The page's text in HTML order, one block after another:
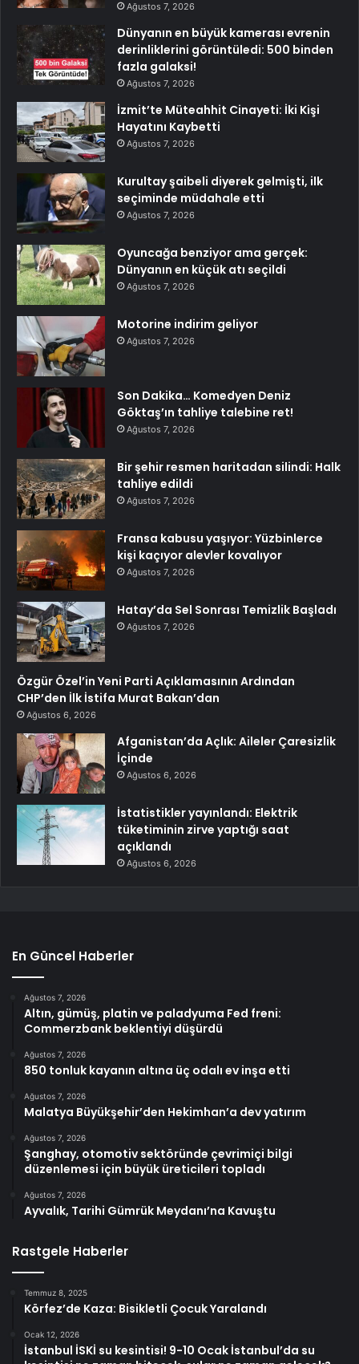
Ağustos 7, 2026
Dünyanın en büyük kamerası evrenin
derinliklerini görüntüledi: 500 binden
fazla galaksi!
Ağustos 7, 2026
İzmit’te Müteahhit Cinayeti: İki Kişi
Hayatını Kaybetti
Ağustos 7, 2026
Kurultay şaibeli diyerek gelmişti, ilk
seçiminde müdahale etti
Ağustos 7, 2026
Oyuncağa benziyor ama gerçek:
Dünyanın en küçük atı seçildi
Ağustos 7, 2026
Motorine indirim geliyor
Ağustos 7, 2026
Son Dakika… Komedyen Deniz
Göktaş’ın tahliye talebine ret!
Ağustos 7, 2026
Bir şehir resmen haritadan silindi: Halk
tahliye edildi
Ağustos 7, 2026
Fransa kabusu yaşıyor: Yüzbinlerce
kişi kaçıyor alevler kovalıyor
Ağustos 7, 2026
Hatay’da Sel Sonrası Temizlik Başladı
Ağustos 7, 2026
Özgür Özel’in Yeni Parti Açıklamasının Ardından
CHP’den İlk İstifa Murat Bakan’dan
Ağustos 6, 2026
Afganistan’da Açlık: Aileler Çaresizlik
İçinde
Ağustos 6, 2026
İstatistikler yayınlandı: Elektrik
tüketiminin zirve yaptığı saat
açıklandı
Ağustos 6, 2026
En Güncel Haberler
Ağustos 7, 2026
Altın, gümüş, platin ve paladyuma Fed freni:
Commerzbank beklentiyi düşürdü
Ağustos 7, 2026
850 tonluk kayanın altına üç odalı ev inşa etti
Ağustos 7, 2026
Malatya Büyükşehir’den Hekimhan’a dev yatırım
Ağustos 7, 2026
Şanghay, otomotiv sektöründe çevrimiçi bilgi
düzenlemesi için büyük üreticileri topladı
Ağustos 7, 2026
Ayvalık, Tarihi Gümrük Meydanı’na Kavuştu
Rastgele Haberler
Temmuz 8, 2025
Körfez’de Kaza: Bisikletli Çocuk Yaralandı
Ocak 12, 2026
İstanbul İSKİ su kesintisi! 9-10 Ocak İstanbul’da su